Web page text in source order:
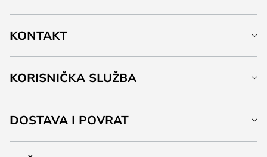
KONTAKT
KORISNIČKA SLUŽBA
DOSTAVA I POVRAT